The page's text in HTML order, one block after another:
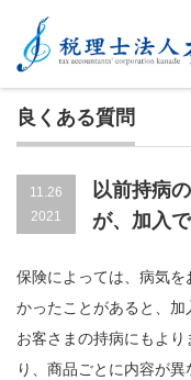
良くある質問
11.26
2021
以前持病
が、加入
保険によっては、病気
かったことがあると、加
お客さまの持病にもよ
り、商品ごとに内容が異